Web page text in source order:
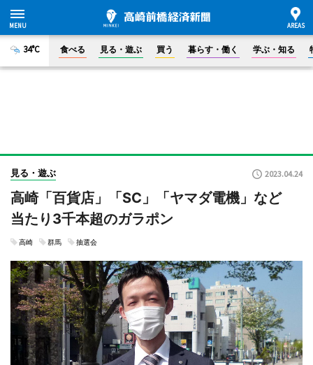
34°C 食べる 見る・遊ぶ 買う 暮らす・働く 学ぶ・知る
見る・遊ぶ 2023.04.24
高崎「百貨店」「SC」「ヤマダ電機」など
当たり3千本超のガラポン
高崎 群馬 抽選会